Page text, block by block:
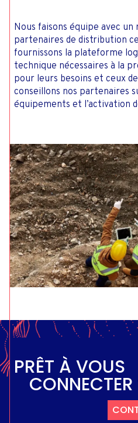
Nous faisons équipe avec un
partenaires de distribution
fournissons la plateforme
technique nécessaires à la
pour leurs besoins et ceux
conseillons nos partenaires
équipements et l’activation
PRÊT À VOUS
CONNECTER